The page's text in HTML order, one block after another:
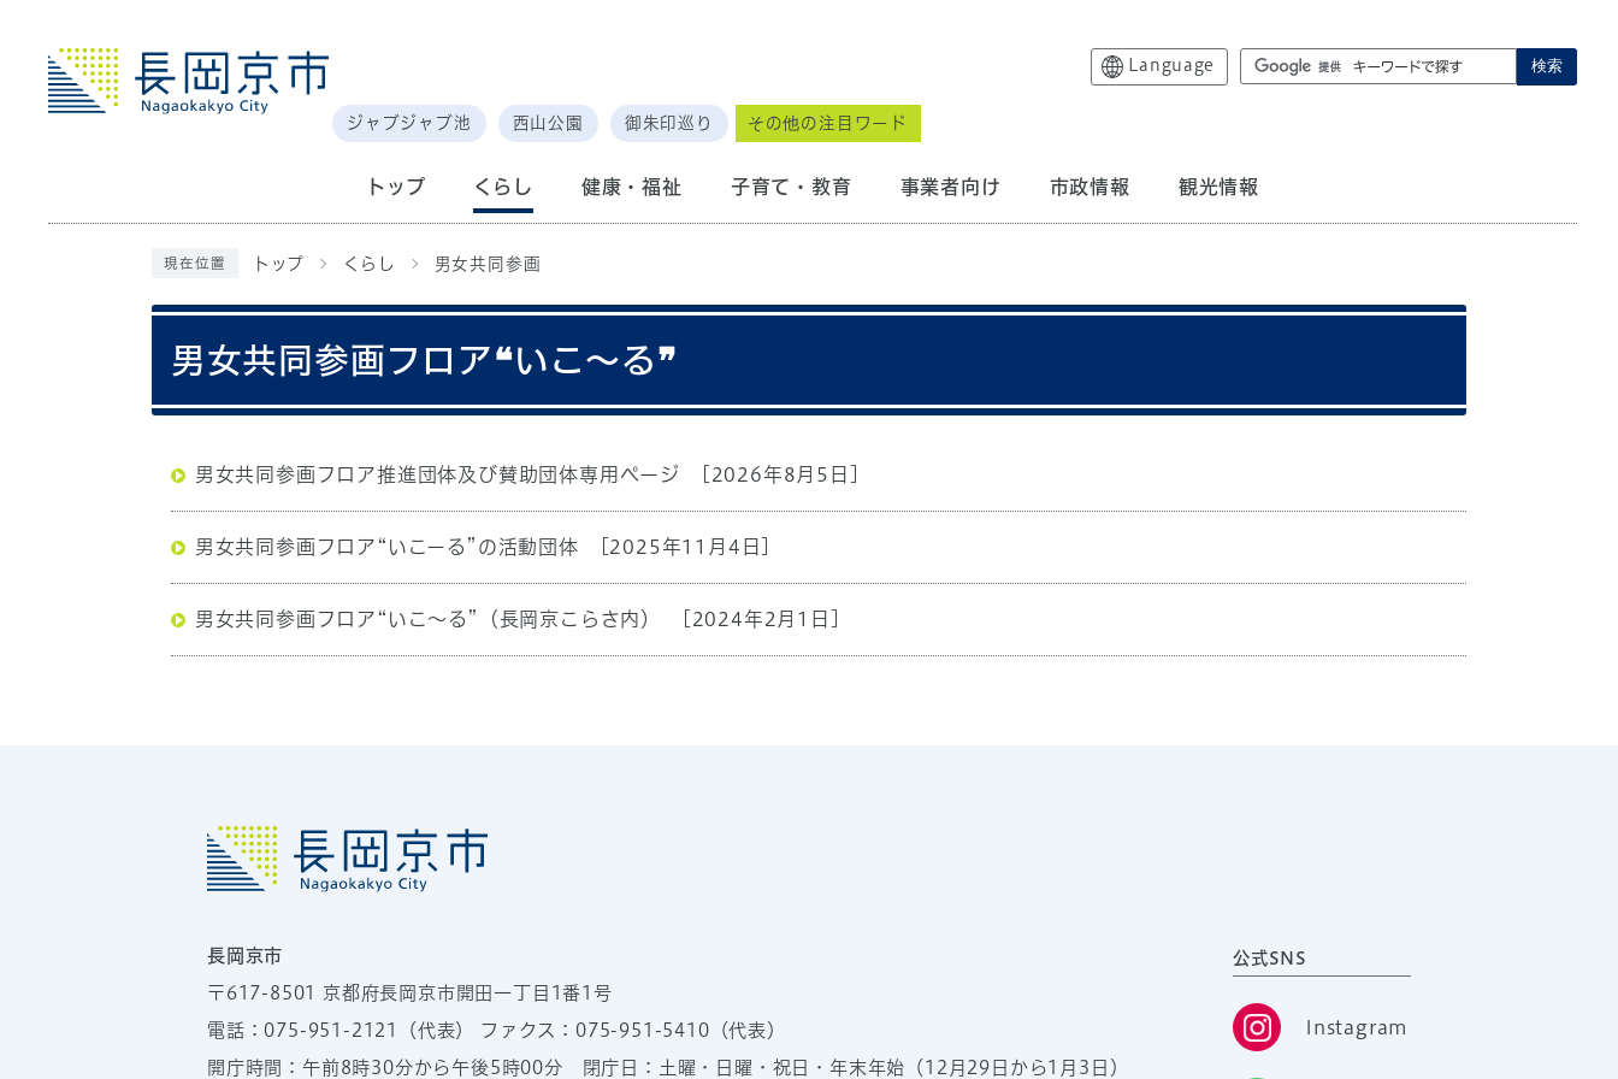
Language 検索
ジャブジャブ池 西山公園 御朱印巡り その他の注目ワード
トップ くらし 健康・福祉 子育て・教育 事業者向け 市政情報 観光情報
現在位置 トップ くらし 男女共同参画
男女共同参画フロア❝いこ～る❞
男女共同参画フロア推進団体及び賛助団体専用ページ [2026年8月5日]
男女共同参画フロア“いこーる”の活動団体 [2025年11月4日]
男女共同参画フロア“いこ～る”（長岡京こらさ内） [2024年2月1日]
長岡京市
〒617-8501 京都府長岡京市開田一丁目1番1号
電話：075-951-2121 （代表） ファクス：075-951-5410（代表）
開庁時間：午前8時30分から午後5時00分 閉庁日：土曜・日曜・祝日・年末年始（12月29日から1月3日）
公式SNS
Instagram